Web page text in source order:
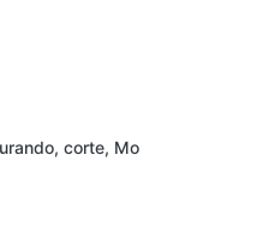
corte, Mo